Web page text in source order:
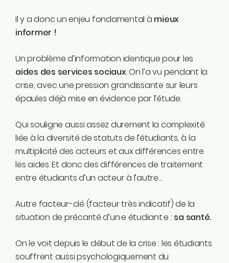
Il y a donc un enjeu fondamental à mieux
informer !
Un problème d’information identique pour les
aides des services sociaux. On l’a vu pendant la
crise, avec une pression grandissante sur leurs
épaules déjà mise en évidence par l’étude.
Qui souligne aussi assez durement la complexité
liée à la diversité de statuts de l’étudiants, à la
multiplicité des acteurs et aux différences entre
les aides. Et donc des différences de traitement
entre étudiants d’un acteur à l’autre…
Autre facteur-clé (facteur très indicatif) de la
situation de précarité d’un·e étudiant·e : sa santé.
On le voit depuis le début de la crise : les étudiants
souffrent aussi psychologiquement du